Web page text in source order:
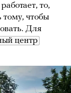
то,
тому, чтобы
Для
центр